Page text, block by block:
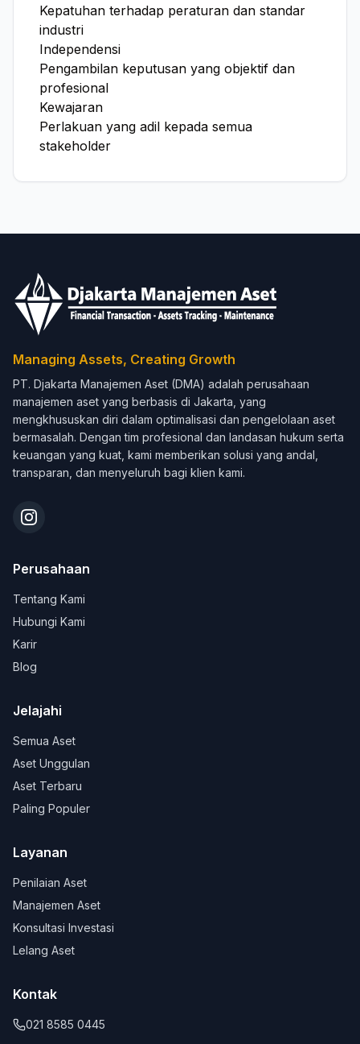
Kepatuhan terhadap peraturan dan standar
industri
Independensi
Pengambilan keputusan yang objektif dan
profesional
Kewajaran
Perlakuan yang adil kepada semua
stakeholder
Managing Assets, Creating Growth
PT. Djakarta Manajemen Aset (DMA) adalah perusahaan
manajemen aset yang berbasis di Jakarta, yang
mengkhususkan diri dalam optimalisasi dan pengelolaan aset
bermasalah. Dengan tim profesional dan landasan hukum serta
keuangan yang kuat, kami memberikan solusi yang andal,
transparan, dan menyeluruh bagi klien kami.
Perusahaan
Tentang Kami
Hubungi Kami
Karir
Blog
Jelajahi
Semua Aset
Aset Unggulan
Aset Terbaru
Paling Populer
Layanan
Penilaian Aset
Manajemen Aset
Konsultasi Investasi
Lelang Aset
Kontak
021 8585 0445